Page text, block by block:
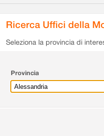
Ricerca Uffici della
Seleziona la provincia di
Provincia